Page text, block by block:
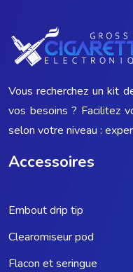
Vous recherchez un kit
vos besoins ? Facilitez
selon votre niveau :
Accessoires
Embout drip tip
Clearomiseur pod
Flacon et seringue